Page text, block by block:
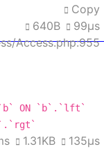
Copy
99μs
640B
Access.php:955
ON
135μs
1.31KB